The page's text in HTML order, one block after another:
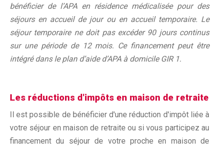
bénéficier de l’APA en résidence médicalisée pour des
séjours en accueil de jour ou en accueil temporaire. Le
séjour temporaire ne doit pas excéder 90 jours continus
sur une période de 12 mois. Ce financement peut être
intégré dans le plan d’aide d’APA à domicile GIR 1.
Les réductions d'impôts en maison de retraite
Il est possible de bénéficier d'une réduction d'impôt liée à
votre séjour en maison de retraite ou si vous participez au
financement du séjour de votre proche en maison de